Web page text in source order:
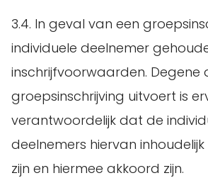
3.4. In geval van een
individuele deelnemer
inschrijfvoorwaarden. Degene
groepsinschrijving uitvoert is
verantwoordelijk dat de
deelnemers hiervan
zijn en hiermee akkoord zijn.